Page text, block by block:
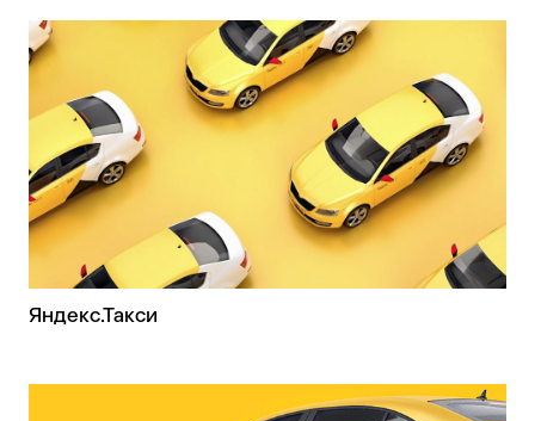
Яндекс.Такси